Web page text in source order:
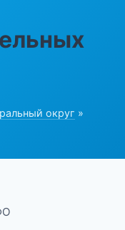
округ »